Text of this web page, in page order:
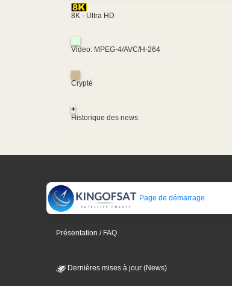
8K - Ultra HD
Video: MPEG-4/AVC/H-264
Crypté
+
Historique des news
Page de démarrage
Présentation / FAQ
Dernières mises à jour (News)